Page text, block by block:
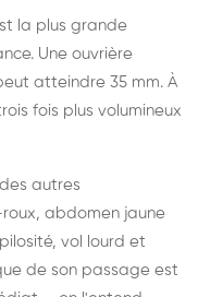
la plus grande
Une ouvrière
atteindre 35 mm. À
fois plus volumineux
autres
abdomen jaune
vol lourd et
de son passage est